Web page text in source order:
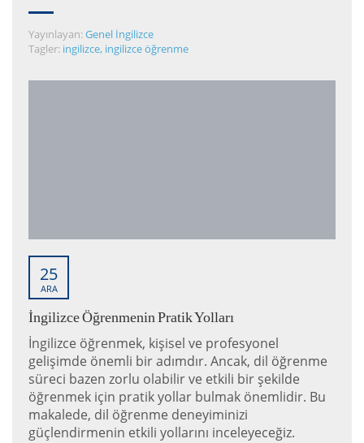
Yayınlayan: Genel İngilizce
Tagler: ingilizce, ingilizce öğrenme
25
ARA
İngilizce Öğrenmenin Pratik Yolları
İngilizce öğrenmek, kişisel ve profesyonel
gelişimde önemli bir adımdır. Ancak, dil öğrenme
süreci bazen zorlu olabilir ve etkili bir şekilde
öğrenmek için pratik yollar bulmak önemlidir. Bu
makalede, dil öğrenme deneyiminizi
güçlendirmenin etkili yollarını inceleyeceğiz.